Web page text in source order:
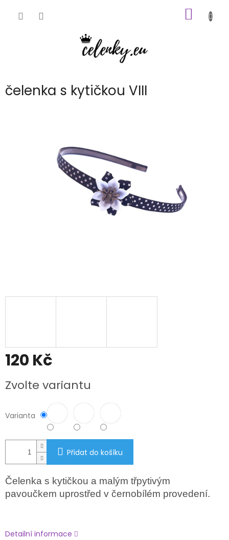
KOŠÍK
čelenka s kytičkou VIII
120 Kč
cena:
Zvolte variantu
Varianta
Přidat do košíku
Čelenka s kytičkou a malým třpytivým
pavoučkem uprostřed v černobílém provedení.
Detailní informace